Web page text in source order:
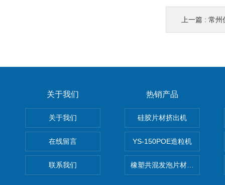
上一篇 : 常州
关于我们
关于我们
在线留言
联系我们
热销产品
硅胶片材挤出机
YS-150POE造粒机
橡塑共混发泡片材挤出机 废